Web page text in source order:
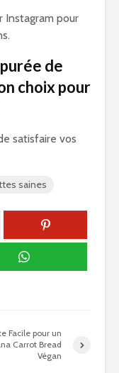
Instagram pour
de
choix pour
satisfaire vos
saines
Facile pour un
Carrot Bread
Végan